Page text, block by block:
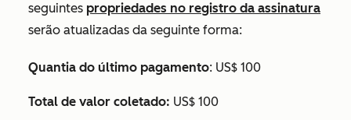
seguintes propriedades no registro da assinatura
serão atualizadas da seguinte forma:
Quantia do último pagamento: US$ 100
Total de valor coletado: US$ 100